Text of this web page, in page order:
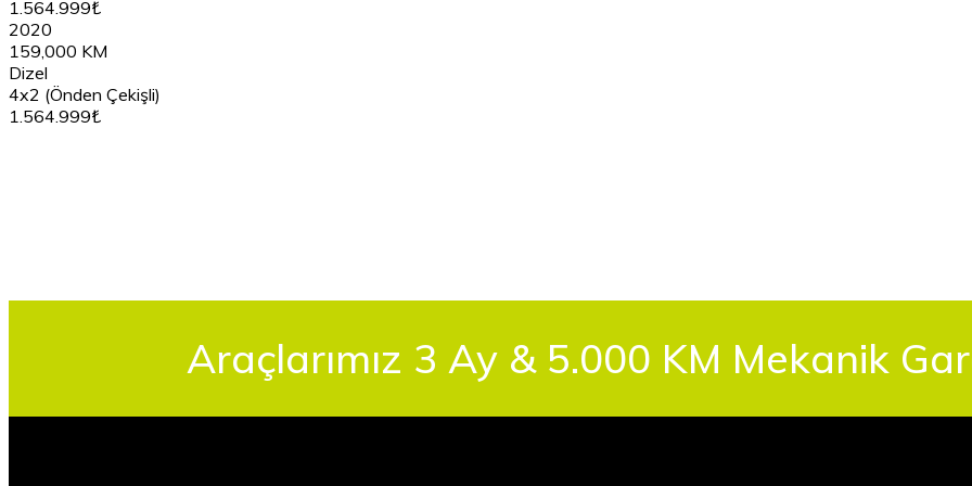
1.564.999₺
2020
159,000 KM
Dizel
4x2 (Önden Çekişli)
1.564.999₺
Araçlarımız 3 Ay & 5.000 KM Mekanik